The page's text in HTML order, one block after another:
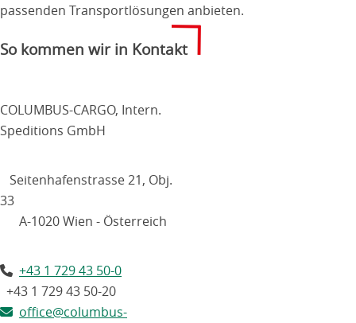
passenden Transportlösungen anbieten.
So kommen wir in Kontakt
COLUMBUS-CARGO, Intern.
Speditions GmbH
Seitenhafenstrasse 21, Obj.
33
A-1020 Wien - Österreich
+43 1 729 43 50-0
+43 1 729 43 50-20
office@columbus-